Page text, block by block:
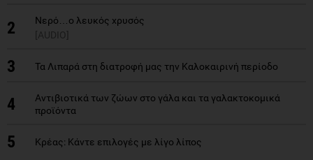
2
Νερό…ο λευκός χρυσός
[AUDIO]
3 Τα Λιπαρά στη διατροφή μας την Καλοκαιρινή περίοδο
4
Αντιβιοτικά των ζώων στο γάλα και τα γαλακτοκομικά
προϊόντα
5 Κρέας: Κάντε επιλογές με λίγο λίπος